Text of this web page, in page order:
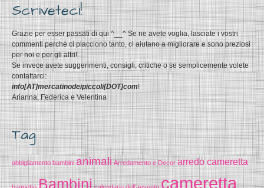
Scriveteci!
Grazie per esser passati di qui ^__^ Se ne avete voglia, lasciate i vostri
commenti perché ci piacciono tanto, ci aiutano a migliorare e sono preziosi
per noi e per gli altri!
Se invece avete suggerimenti, consigli, critiche o se semplicemente volete
contattarci:
info[AT]mercatinodeipiccoli[DOT]com!
Arianna, Federica e Velentina
Tag
abbigliamento bambini animali Arredamento e Decor arredo cameretta
Bambini cameretta